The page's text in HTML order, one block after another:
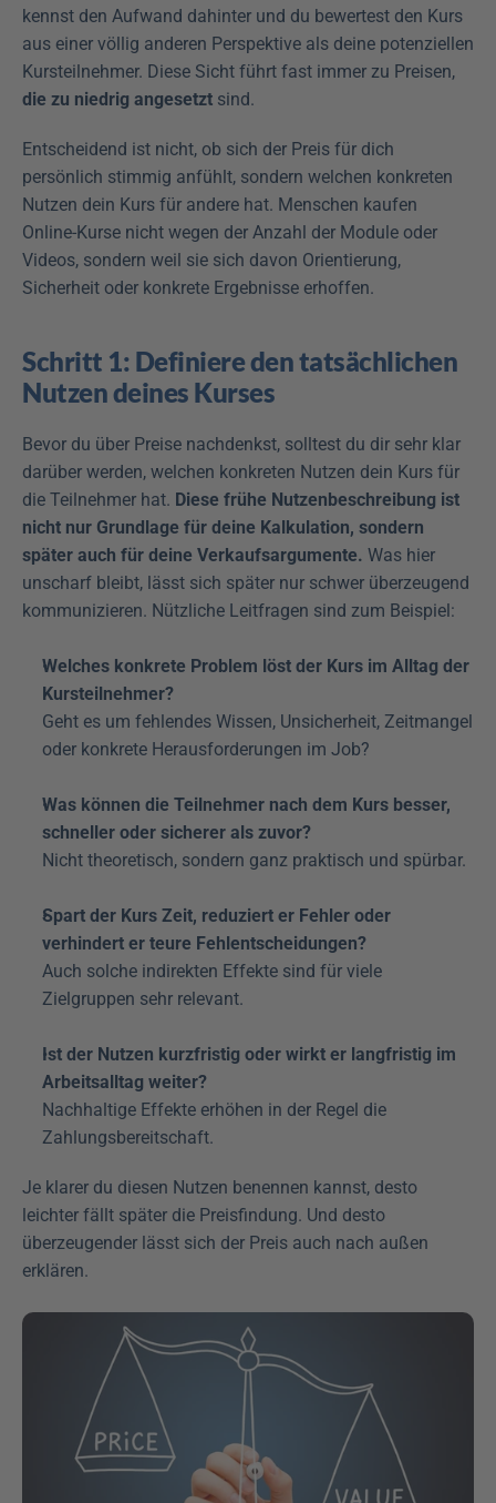
kennst den Aufwand dahinter und du bewertest den Kurs
aus einer völlig anderen Perspektive als deine potenziellen
die zu niedrig angesetzt sind.
Entscheidend ist nicht, ob sich der Preis für dich
persönlich stimmig anfühlt, sondern welchen konkreten
Nutzen dein Kurs für andere hat. Menschen kaufen
Online-Kurse nicht wegen der Anzahl der Module oder
Videos, sondern weil sie sich davon Orientierung,
Sicherheit oder konkrete Ergebnisse erhoffen.
Schritt 1: Definiere den tatsächlichen
Nutzen deines Kurses
Bevor du über Preise nachdenkst, solltest du dir sehr klar
darüber werden, welchen konkreten Nutzen dein Kurs für
die Teilnehmer hat. Diese frühe Nutzenbeschreibung ist
nicht nur Grundlage für deine Kalkulation, sondern
später auch für deine Verkaufsargumente. Was hier
unscharf bleibt, lässt sich später nur schwer überzeugend
kommunizieren. Nützliche Leitfragen sind zum Beispiel:
Welches konkrete Problem löst der Kurs im Alltag der
Kursteilnehmer?
Geht es um fehlendes Wissen, Unsicherheit, Zeitmangel
oder konkrete Herausforderungen im Job?
Was können die Teilnehmer nach dem Kurs besser,
schneller oder sicherer als zuvor?
Nicht theoretisch, sondern ganz praktisch und spürbar.
Spart der Kurs Zeit, reduziert er Fehler oder
verhindert er teure Fehlentscheidungen?
Auch solche indirekten Effekte sind für viele
Zielgruppen sehr relevant.
Ist der Nutzen kurzfristig oder wirkt er langfristig im
Arbeitsalltag weiter?
Nachhaltige Effekte erhöhen in der Regel die
Zahlungsbereitschaft.
Je klarer du diesen Nutzen benennen kannst, desto
leichter fällt später die Preisfindung. Und desto
überzeugender lässt sich der Preis auch nach außen
erklären.